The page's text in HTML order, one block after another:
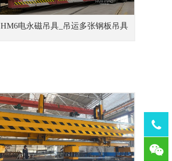
HM6电永磁吊具_吊运多张钢板吊具
Tel：